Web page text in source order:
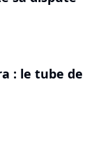
: le tube de